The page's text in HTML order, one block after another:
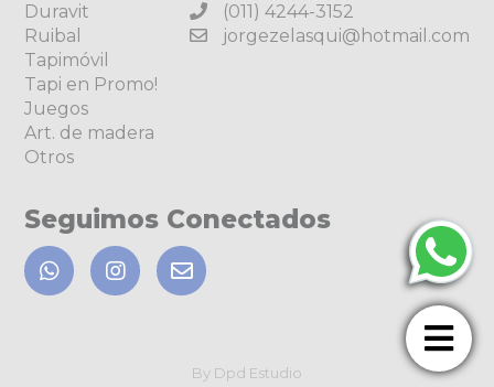
Duravit
Ruibal
Tapimóvil
Tapi en Promo!
Juegos
Art. de madera
Otros
(011) 4244-3152
jorgezelasqui@hotmail.com
Seguimos Conectados
By Dpd Estudio